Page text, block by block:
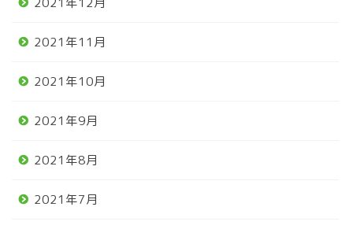
2021年11月
2021年10月
2021年9月
2021年8月
2021年7月